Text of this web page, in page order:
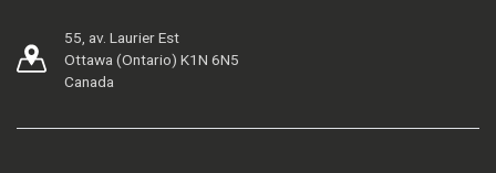
55, av. Laurier Est
Ottawa (Ontario) K1N 6N5
Canada